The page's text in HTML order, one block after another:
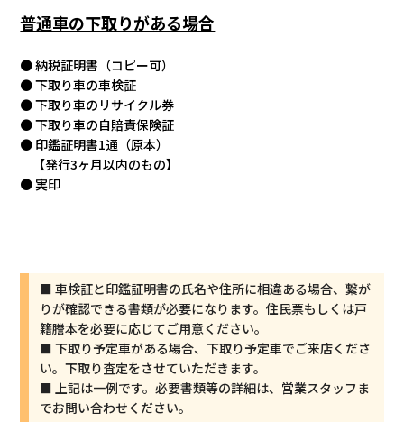
普通車の下取りがある場合
● 納税証明書（コピー可）
● 下取り車の車検証
● 下取り車のリサイクル券
● 下取り車の自賠責保険証
● 印鑑証明書1通（原本）
【発行3ヶ月以内のもの】
● 実印
■ 車検証と印鑑証明書の氏名や住所に相違ある場合、繋が
りが確認できる書類が必要になります。住民票もしくは戸
籍謄本を必要に応じてご用意ください。
■ 下取り予定車がある場合、下取り予定車でご来店くださ
い。下取り査定をさせていただきます。
■ 上記は一例です。必要書類等の詳細は、営業スタッフま
でお問い合わせください。